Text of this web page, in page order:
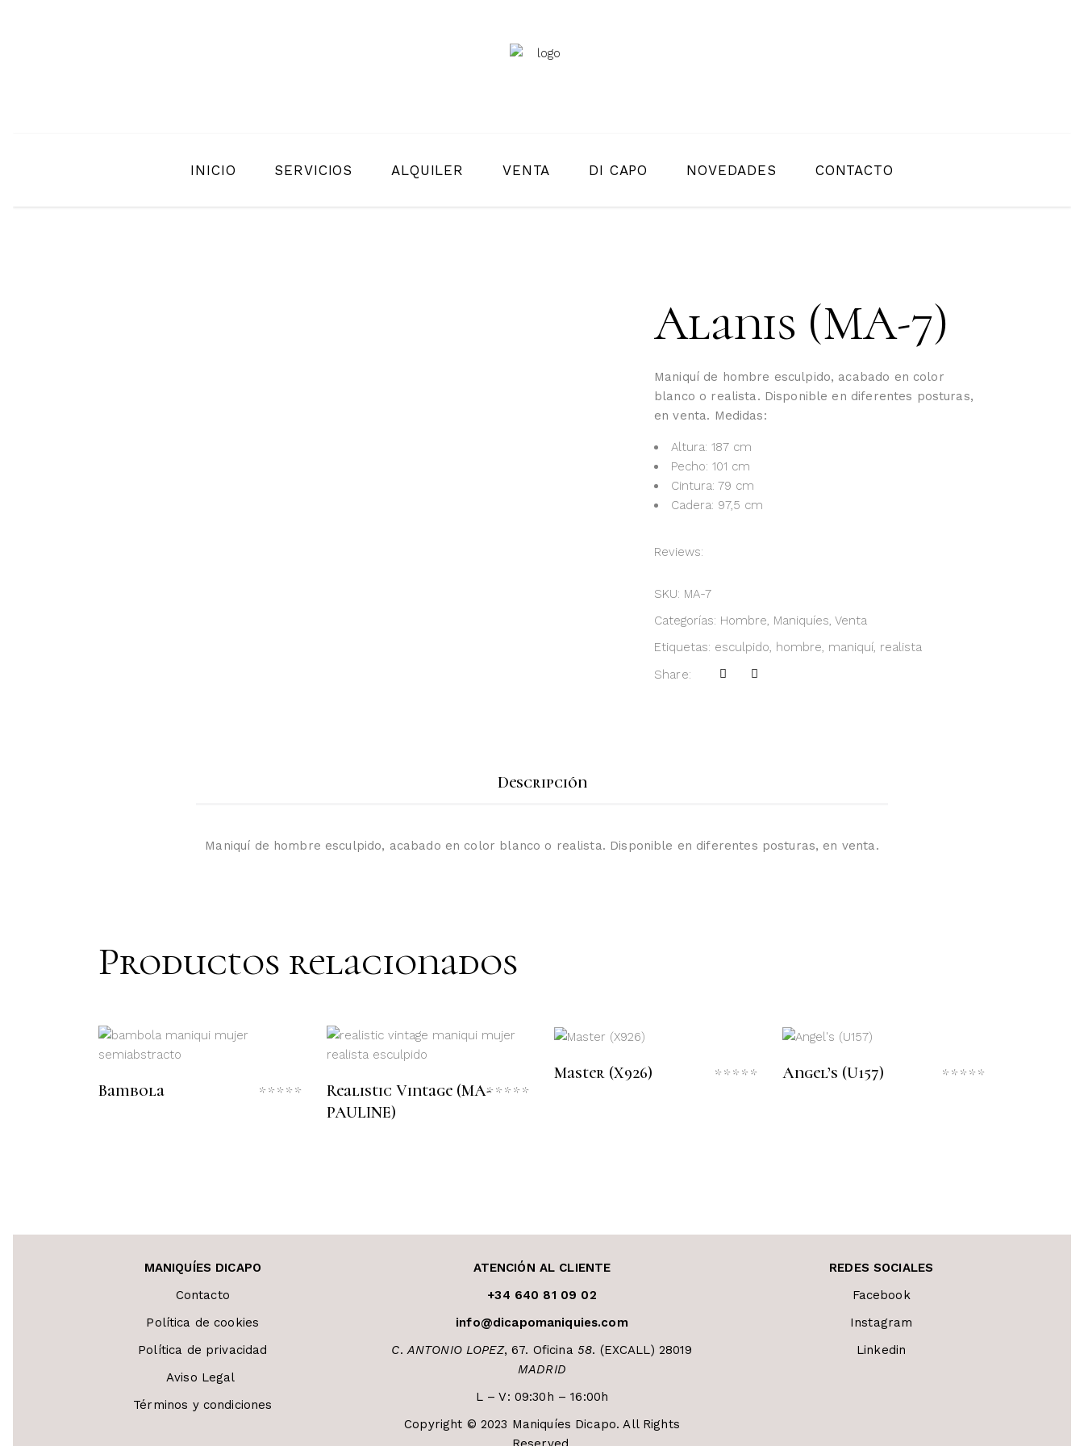
INICIO SERVICIOS ALQUILER VENTA DI CAPO NOVEDADES CONTACTO
Alanis (MA-7)
Maniquí de hombre esculpido, acabado en color
blanco o realista. Disponible en diferentes posturas,
en venta. Medidas:
Altura: 187 cm
Pecho: 101 cm
Cintura: 79 cm
Cadera: 97,5 cm
Reviews:
SKU: MA-7
Categorías: Hombre, Maniquíes, Venta
Etiquetas: esculpido, hombre, maniquí, realista
Share:
Descripción
Maniquí de hombre esculpido, acabado en color blanco o realista. Disponible en diferentes posturas, en venta.
Productos relacionados
Bambola
Valorado
Realistic Vintage (MA-
PAULINE)
LEER MÁS
Master (X926)
Valorado
LEER MÁS
Angel’s (U157)
MANIQUÍES DICAPO
Contacto
Política de cookies
Política de privacidad
Aviso Legal
Términos y condiciones
ATENCIÓN AL CLIENTE
+34 640 81 09 02
info@dicapomaniquies.com
C.ANTONIO LOPEZ, 67. Oficina 58. (EXCALL) 28019
MADRID
L – V: 09:30h – 16:00h
Copyright © 2023 Maniquíes Dicapo. All Rights
REDES SOCIALES
Facebook
Instagram
Linkedin